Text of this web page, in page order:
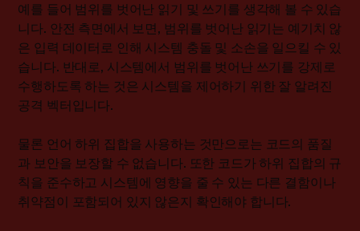
예를 들어 범위를 벗어난 읽기 및 쓰기를 생각해 볼 수 있습
니다. 안전 측면에서 보면, 범위를 벗어난 읽기는 예기치 않
은 입력 데이터로 인해 시스템 충돌 및 소손을 일으킬 수 있
습니다. 반대로, 시스템에서 범위를 벗어난 쓰기를 강제로
수행하도록 하는 것은 시스템을 제어하기 위한 잘 알려진
공격 벡터입니다.
물론 언어 하위 집합을 사용하는 것만으로는 코드의 품질
과 보안을 보장할 수 없습니다. 또한 코드가 하위 집합의 규
칙을 준수하고 시스템에 영향을 줄 수 있는 다른 결함이나
취약점이 포함되어 있지 않은지 확인해야 합니다.